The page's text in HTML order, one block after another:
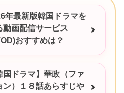
年最新版韓国ドラマを
動画配信サービス
おすすめは？
国ドラマ】華政（ファ
ン）１８話あらすじや